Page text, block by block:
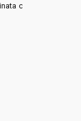
deputados